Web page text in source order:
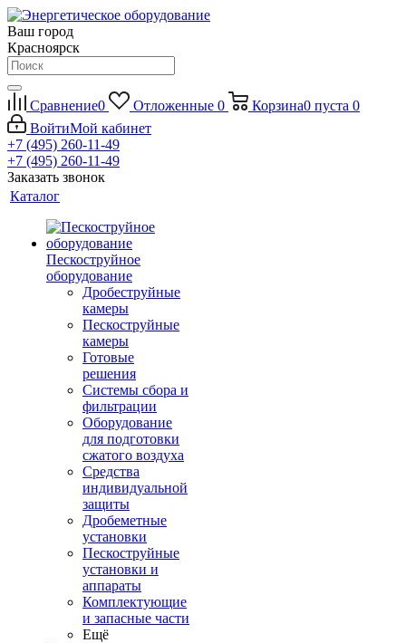
Ваш город
Красноярск
Сравнение0 Отложенные 0 Корзина0 пуста 0
ВойтиМой кабинет
+7 (495) 260-11-49
+7 (495) 260-11-49
Заказать звонок
Каталог
Пескоструйное
оборудование
Дробеструйные
камеры
Пескоструйные
камеры
Готовые
решения
Системы сбора и
фильтрации
Оборудование
для подготовки
сжатого воздуха
Средства
индивидуальной
защиты
Дробеметные
установки
Пескоструйные
установки и
аппараты
Комплектующие
и запасные части
Ещё